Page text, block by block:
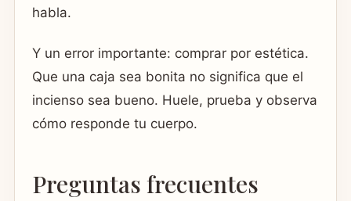
habla.
Y un error importante: comprar por estética.
Que una caja sea bonita no significa que el
incienso sea bueno. Huele, prueba y observa
cómo responde tu cuerpo.
Preguntas frecuentes